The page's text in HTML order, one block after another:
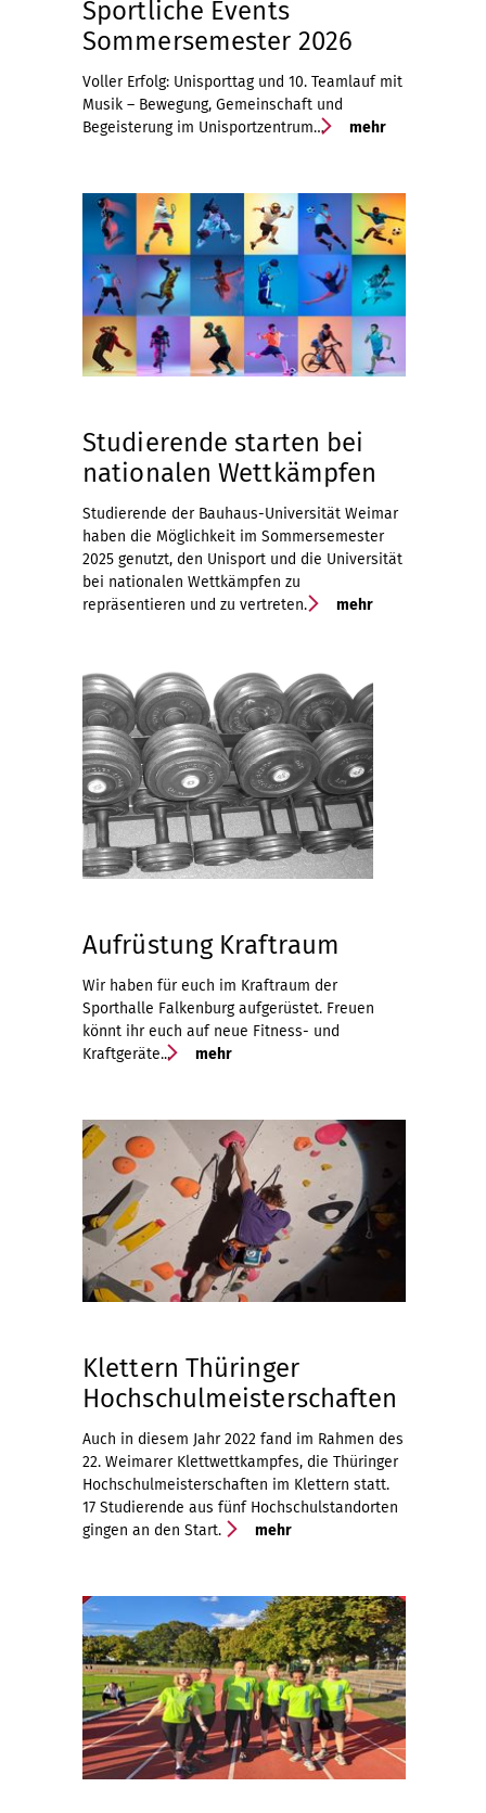
Sportliche Events
Sommersemester 2026
Voller Erfolg: Unisporttag und 10. Teamlauf mit
Musik – Bewegung, Gemeinschaft und
Begeisterung im Unisportzentrum…
mehr
Studierende starten bei
nationalen Wettkämpfen
Studierende der Bauhaus-Universität Weimar
haben die Möglichkeit im Sommersemester
2025 genutzt, den Unisport und die Universität
bei nationalen Wettkämpfen zu
repräsentieren und zu vertreten.
mehr
Aufrüstung Kraftraum
Wir haben für euch im Kraftraum der
Sporthalle Falkenburg aufgerüstet. Freuen
könnt ihr euch auf neue Fitness- und
Kraftgeräte...
mehr
Klettern Thüringer
Hochschulmeisterschaften
Auch in diesem Jahr 2022 fand im Rahmen des
22. Weimarer Klettwettkampfes, die Thüringer
Hochschulmeisterschaften im Klettern statt.
17 Studierende aus fünf Hochschulstandorten
gingen an den Start.
mehr